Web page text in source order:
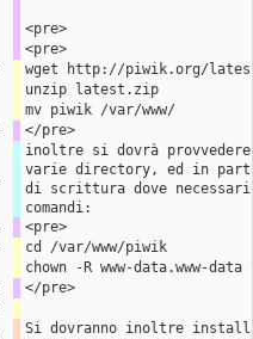
<pre>
<pre>
wget http://piwik.org/
unzip latest.zip
mv piwik /var/www/
</pre>
inoltre si dovrà
varie directory, ed in
di scrittura dove
comandi:
<pre>
cd /var/www/piwik
chown -R www-data.www-
</pre>
Si dovranno inoltre